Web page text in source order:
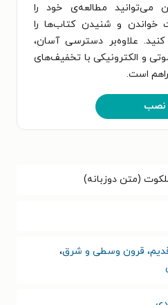
می‌توانید مطالعه‌ی خود را
و شنیدن کتاب‌ها را
علاوه‌بر دسترسی آسان،
و الکترونیکی با تخفیف‌های
است.
نصب
(متن دوزبانه)
قرون وسطی و شرق،